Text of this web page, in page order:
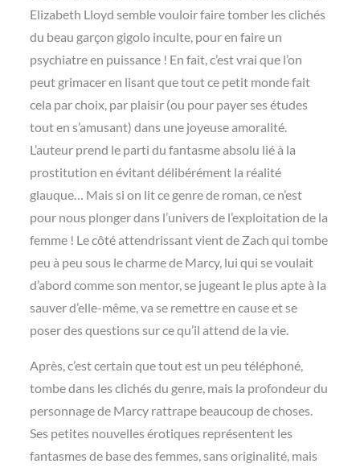
Elizabeth Lloyd semble vouloir faire tomber les clichés
du beau garçon gigolo inculte, pour en faire un
psychiatre en puissance ! En fait, c’est vrai que l’on
peut grimacer en lisant que tout ce petit monde fait
cela par choix, par plaisir (ou pour payer ses études
tout en s’amusant) dans une joyeuse amoralité.
L’auteur prend le parti du fantasme absolu lié à la
prostitution en évitant délibérément la réalité
glauque… Mais si on lit ce genre de roman, ce n’est
pour nous plonger dans l’univers de l’exploitation de la
femme ! Le côté attendrissant vient de Zach qui tombe
peu à peu sous le charme de Marcy, lui qui se voulait
d’abord comme son mentor, se jugeant le plus apte à la
sauver d’elle-même, va se remettre en cause et se
poser des questions sur ce qu’il attend de la vie.
Après, c’est certain que tout est un peu téléphoné,
tombe dans les clichés du genre, mais la profondeur du
personnage de Marcy rattrape beaucoup de choses.
Ses petites nouvelles érotiques représentent les
fantasmes de base des femmes, sans originalité, mais